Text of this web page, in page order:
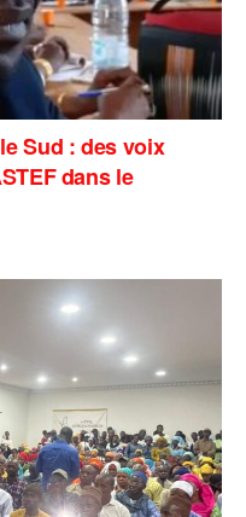
Sud : des voix
dans le